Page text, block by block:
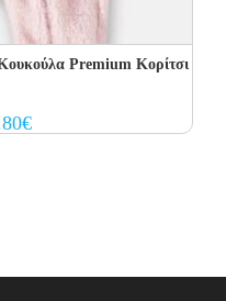
Premium Κορίτσι
€Current
price